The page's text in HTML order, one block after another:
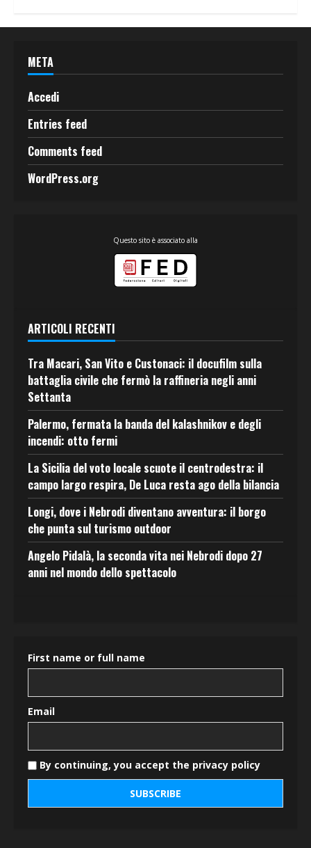
META
Accedi
Entries feed
Comments feed
WordPress.org
Questo sito è associato alla
ARTICOLI RECENTI
Tra Macari, San Vito e Custonaci: il docufilm sulla
battaglia civile che fermò la raffineria negli anni
Settanta
Palermo, fermata la banda del kalashnikov e degli
incendi: otto fermi
La Sicilia del voto locale scuote il centrodestra: il
campo largo respira, De Luca resta ago della bilancia
Longi, dove i Nebrodi diventano avventura: il borgo
che punta sul turismo outdoor
Angelo Pidalà, la seconda vita nei Nebrodi dopo 27
anni nel mondo dello spettacolo
First name or full name
Email
By continuing, you accept the privacy policy